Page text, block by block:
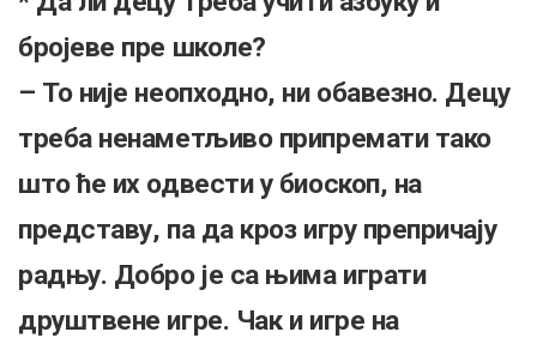
бројеве пре школе?
– То није неопходно, ни обавезно. Децу
треба ненаметљиво припремати тако
што ће их одвести у биоскоп, на
представу, па да кроз игру препричају
радњу. Добро је са њима играти
друштвене игре. Чак и игре на